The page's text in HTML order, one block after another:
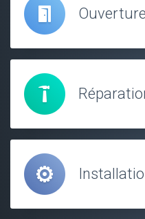
Ouverture